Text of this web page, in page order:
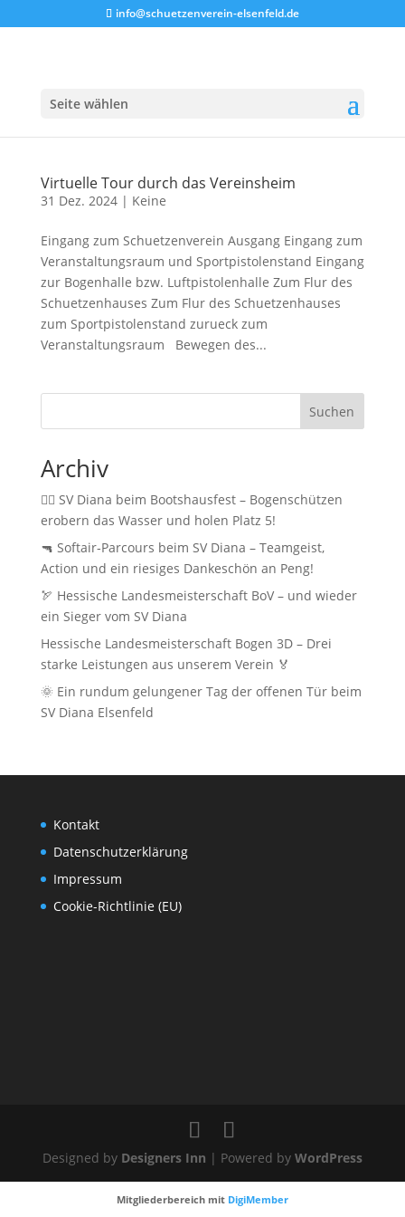
info@schuetzenverein-elsenfeld.de
Seite wählen
Virtuelle Tour durch das Vereinsheim
31 Dez. 2024| Keine
Eingang zum Schuetzenverein Ausgang Eingang zum
Veranstaltungsraum und Sportpistolenstand Eingang
zur Bogenhalle bzw. Luftpistolenhalle Zum Flur des
Schuetzenhauses Zum Flur des Schuetzenhauses
zum Sportpistolenstand zurueck zum
Veranstaltungsraum Bewegen des...
Suchen
Archiv
🚣‍♂️ SV Diana beim Bootshausfest – Bogenschützen
erobern das Wasser und holen Platz 5!
🔫 Softair‑Parcours beim SV Diana – Teamgeist,
Action und ein riesiges Dankeschön an Peng!
🏹 Hessische Landesmeisterschaft BoV – und wieder
ein Sieger vom SV Diana
Hessische Landesmeisterschaft Bogen 3D – Drei
starke Leistungen aus unserem Verein 🏅
🌞 Ein rundum gelungener Tag der offenen Tür beim
SV Diana Elsenfeld
Kontakt
Datenschutzerklärung
Impressum
Cookie-Richtlinie (EU)
Designed by Designers Inn | Powered by WordPress
Mitgliederbereich mit DigiMember